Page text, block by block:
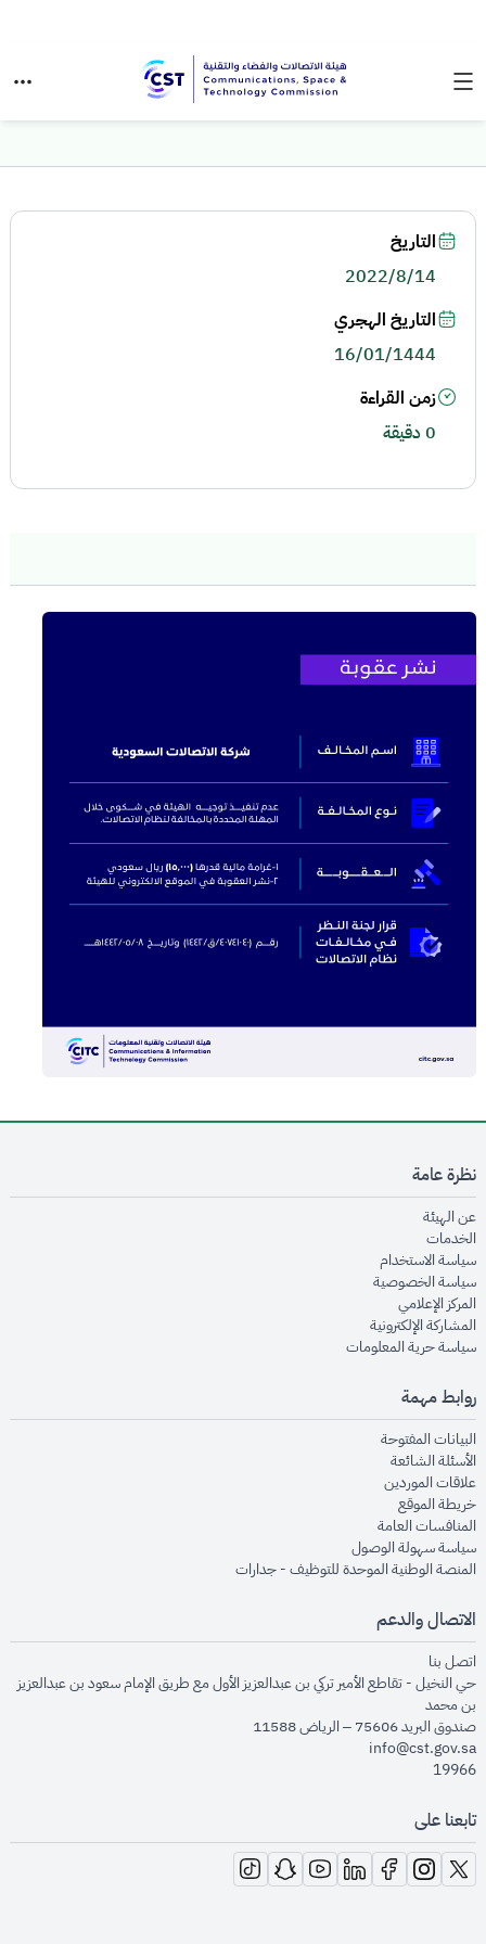
التاريخ
2022/8/14
التاريخ الهجري
16/01/1444
زمن القراءة
0 دقيقة
نظرة عامة
عن الهيئةopens in new window
الخدماتopens in new window
سياسة الاستخدام
سياسة الخصوصيةopens in new window
المركز الإعلاميopens in new window
المشاركة الإلكترونيةopens in new window
سياسة حرية المعلوماتopens in new window
روابط مهمة
البيانات المفتوحةopens in new window
الأسئلة الشائعةopens in new window
علاقات الموردينopens in new window
خريطة الموقعopens in new window
المنافسات العامةopens in new window
سياسة سهولة الوصولopens in new window
المنصة الوطنية الموحدة للتوظيف - جداراتopens in new window
الاتصال والدعم
اتصل بنا
حي النخيل - تقاطع الأمير تركي بن عبدالعزيز الأول مع طريق الإمام سعود بن عبدالعزيز
بن محمد
صندوق البريد 75606 – الرياض 11588
info@cst.gov.sa
19966
تابعنا على
opens in new window
opens in new window
opens in new window
opens in new window
opens in new window
opens in new window
opens in new window